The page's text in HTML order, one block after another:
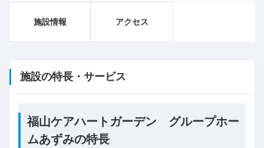
施設情報 アクセス
施設の特長・サービス
福山ケアハートガーデン グループホー
ムあずみの特長